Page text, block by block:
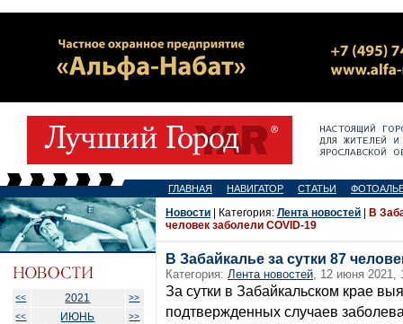
ГЛАВНАЯ НАВИГАТОР СТАТЬИ
<< 2021
>>
<<
ИЮНЬ >>
Новости | Категория: Лента новостей
В
человек заболели COVID-19
В Забайкалье за сутки 87
Категория: Лента новостей, 12 июня 2021,
За сутки в Забайкальском крае
подтвержденных случаев